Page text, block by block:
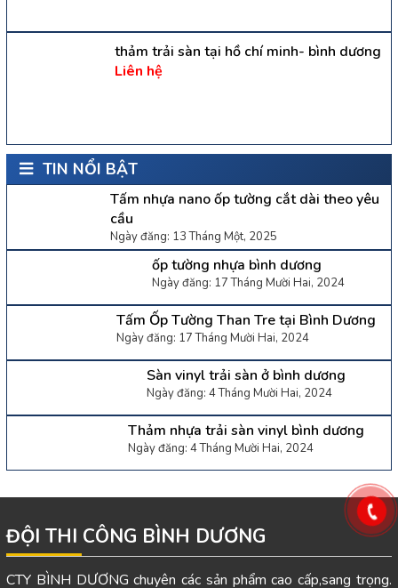
thảm trải sàn tại hồ chí minh- bình dương
Liên hệ
TIN NỔI BẬT
Tấm nhựa nano ốp tường cắt dài theo yêu
cầu
Ngày đăng: 13 Tháng Một, 2025
ốp tường nhựa bình dương
Ngày đăng: 17 Tháng Mười Hai, 2024
Tấm Ốp Tường Than Tre tại Bình Dương
Ngày đăng: 17 Tháng Mười Hai, 2024
Sàn vinyl trải sàn ở bình dương
Ngày đăng: 4 Tháng Mười Hai, 2024
Thảm nhựa trải sàn vinyl bình dương
Ngày đăng: 4 Tháng Mười Hai, 2024
ĐỘI THI CÔNG BÌNH DƯƠNG
CTY BÌNH DƯƠNG chuyên các sản phẩm cao cấp,sang trọng.